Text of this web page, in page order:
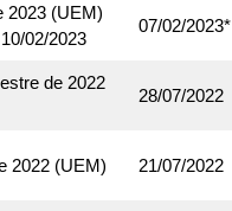
2023 (UEM)
02/2023
07/02/2023*
de 2022
28/07/2022
2022 (UEM) 21/07/2022